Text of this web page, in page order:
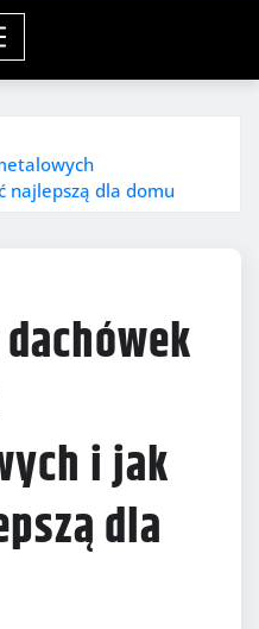
najlepszą dla domu
i jak
dla